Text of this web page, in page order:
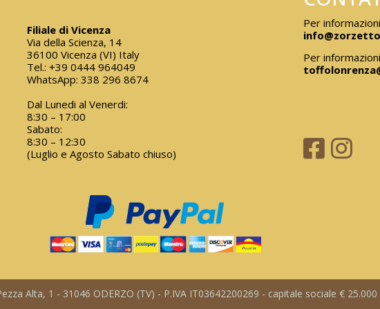
Filiale di Vicenza
Via della Scienza, 14
36100 Vicenza (VI) Italy
Tel.: +39 0444 964049
WhatsApp: 338 296 8674
Dal Lunedi al Venerdi:
8:30 – 17:00
Sabato:
8:30 – 12:30
(Luglio e Agosto Sabato chiuso)
Per
Per
Alta, 1 - 31046 ODERZO (TV) - P.IVA IT03642200269 - capitale sociale € 25.000